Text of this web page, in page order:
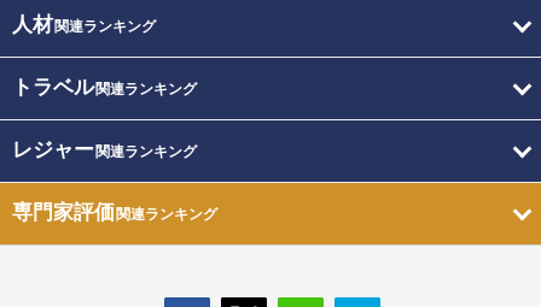
人材関連ランキング
トラベル関連ランキング
レジャー関連ランキング
専門家評価関連ランキング